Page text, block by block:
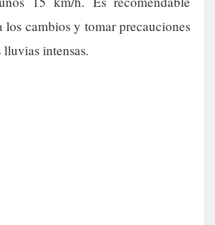
los cambios y tomar precauciones
intensas.